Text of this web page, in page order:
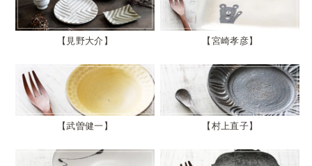
見野大介 宮崎孝彦
武曽健一 村上直子